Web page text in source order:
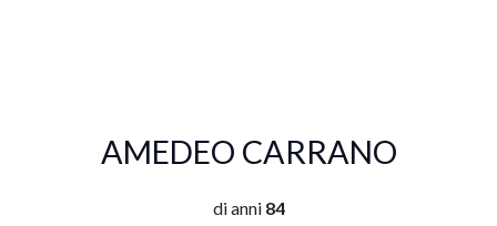
AMEDEO CARRANO
di anni 84